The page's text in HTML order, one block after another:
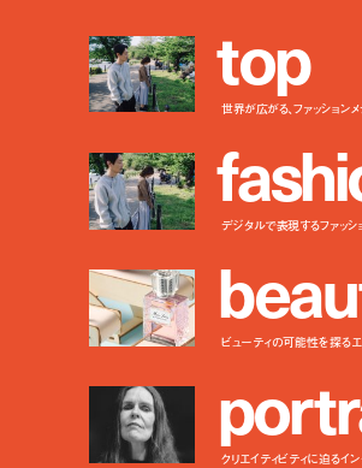
top
世界が広がる、ファッション
fashi
デジタルで表現するファッシ
beau
ビューティの可能性を探るエ
portr
クリエイティビティに迫るイ